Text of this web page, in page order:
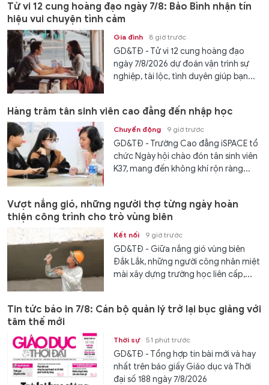
Tử vi 12 cung hoàng đạo ngày 7/8: Bảo Bình nhận tín
hiệu vui chuyện tình cảm
Gia đình 8 giờ trước
GD&TĐ - Tử vi 12 cung hoàng đạo
ngày 7/8/2026 dự đoán vận trình sự
nghiệp, tài lộc, tình duyên giúp bạn...
Hàng trăm tân sinh viên cao đẳng đến nhập học
Chuyển động 9 giờ trước
GD&TĐ - Trường Cao đẳng iSPACE tổ
chức Ngày hội chào đón tân sinh viên
K37, mang đến không khí rộn ràng...
Vượt nắng gió, những người thợ từng ngày hoàn
thiện công trình cho trò vùng biên
Kết nối 9 giờ trước
GD&TĐ - Giữa nắng gió vùng biên
Đắk Lắk, những người công nhân miệt
mài xây dựng trường học liên cấp,...
Tin tức báo in 7/8: Cán bộ quản lý trở lại bục giảng với
tâm thế mới
Thời sự 51 phút trước
GD&TĐ - Tổng hợp tin bài mới và hay
nhất trên báo giấy Giáo dục và Thời
đại số 188 ngày 7/8/2026